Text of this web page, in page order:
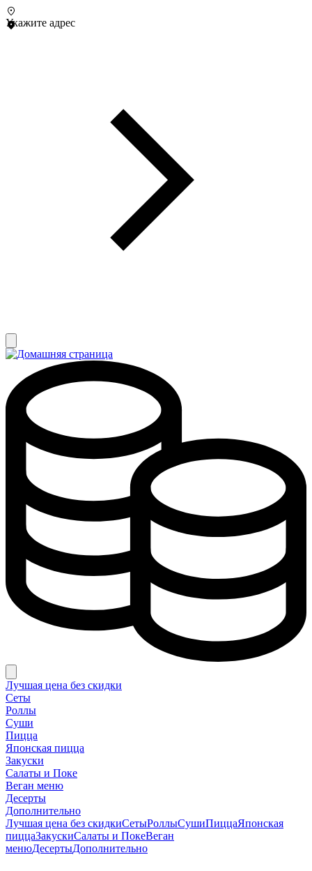
Укажите адрес
Лучшая цена без скидки
Сеты
Роллы
Суши
Пицца
Японская пицца
Закуски
Салаты и Поке
Веган меню
Десерты
Дополнительно
Лучшая цена без скидкиСетыРоллыСушиПиццаЯпонская
пиццаЗакускиСалаты и ПокеВеган
менюДесертыДополнительно